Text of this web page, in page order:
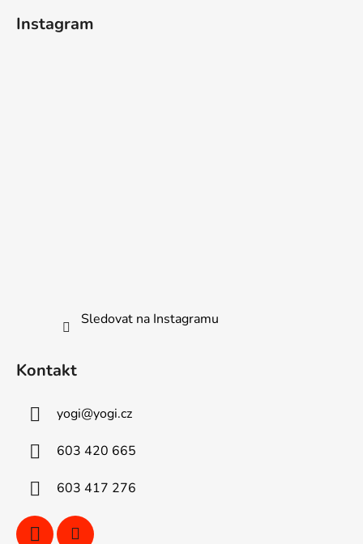
Instagram
Sledovat na Instagramu
Kontakt
yogi@yogi.cz
603 420 665
603 417 276